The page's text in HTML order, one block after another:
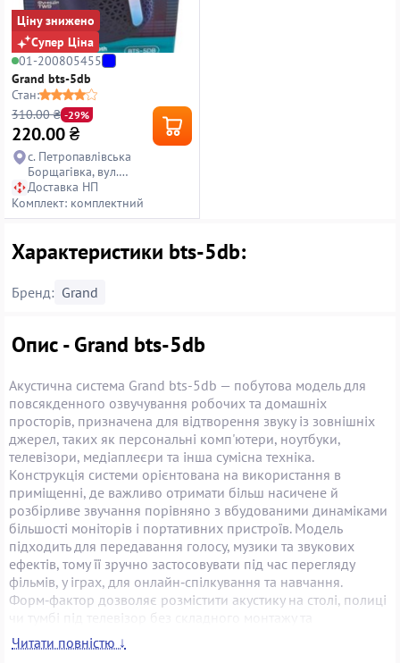
Ціну знижено
Супер Ціна
01-200805455
Grand bts-5db
Стан:
310.00 ₴ -29%
220.00₴
с. Петропавлівська
Борщагівка, вул.
Петропавлівська, 14
Доставка НП
Комплект: комплектний
Характеристики bts-5db:
Бренд: Grand
Опис - Grand bts-5db
Акустична система Grand bts-5db — побутова модель для
повсякденного озвучування робочих та домашніх
просторів, призначена для відтворення звуку із зовнішніх
джерел, таких як персональні комп'ютери, ноутбуки,
телевізори, медіаплеєри та інша сумісна техніка.
Конструкція системи орієнтована на використання в
приміщенні, де важливо отримати більш насичене й
розбірливе звучання порівняно з вбудованими динаміками
більшості моніторів і портативних пристроїв. Модель
підходить для передавання голосу, музики та звукових
ефектів, тому її зручно застосовувати під час перегляду
фільмів, у іграх, для онлайн‑спілкування та навчання.
Форм‑фактор дозволяє розмістити акустику на столі, полиці
чи тумбі під телевізор без складного монтажу та
додаткового обладнання. Grand bts-5db стане вдалим
вибором для користувачів, які хочуть недорого поліпшити
Читати повністю ↓